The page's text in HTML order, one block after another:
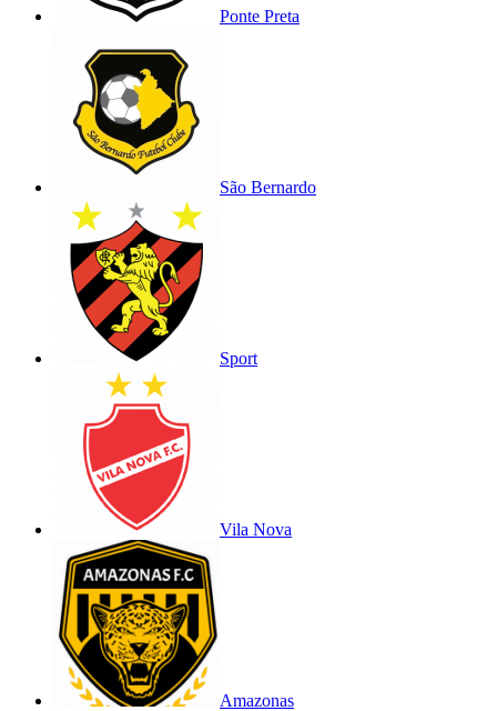
Ponte Preta
São Bernardo
Sport
Vila Nova
Amazonas